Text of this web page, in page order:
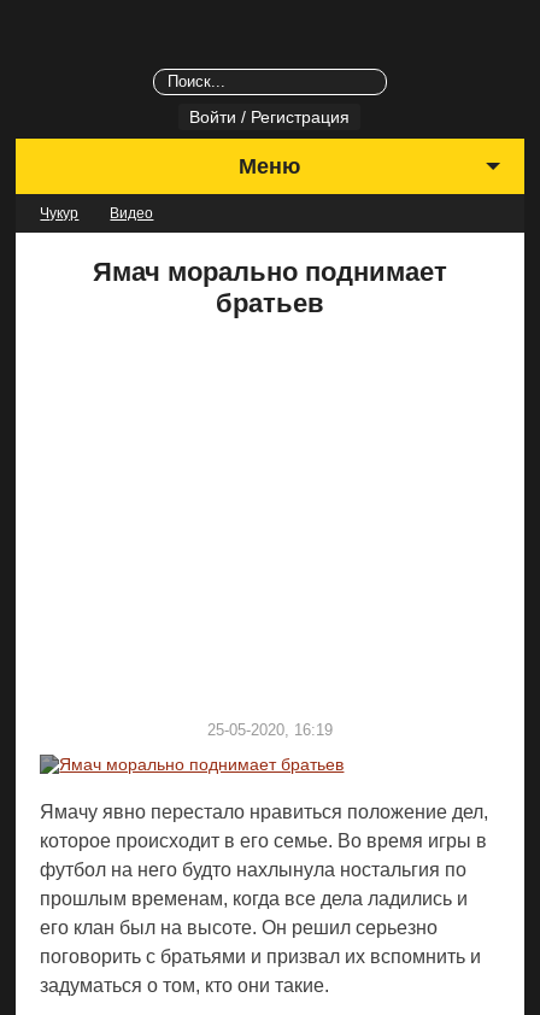
Войти / Регистрация
Меню
За кадром
Актеры
Чукур Видео
Ямач морально поднимает
братьев
25-05-2020, 16:19
Ямачу явно перестало нравиться положение дел,
которое происходит в его семье. Во время игры в
футбол на него будто нахлынула ностальгия по
прошлым временам, когда все дела ладились и
его клан был на высоте. Он решил серьезно
поговорить с братьями и призвал их вспомнить и
задуматься о том, кто они такие.